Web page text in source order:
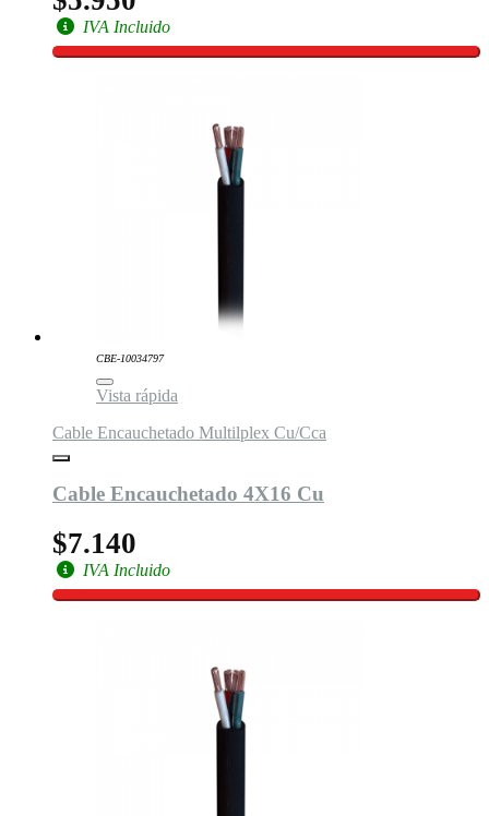
IVA Incluido
CBE-10034797
Vista rápida
Cable Encauchetado Multilplex Cu/Cca
Cable Encauchetado 4X16 Cu
$7.140
IVA Incluido